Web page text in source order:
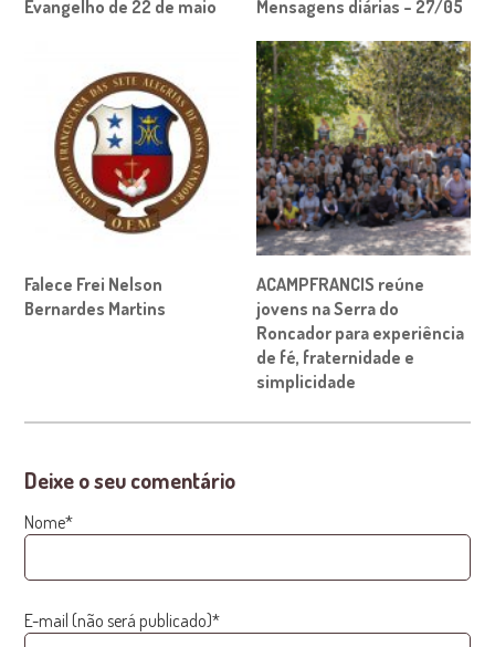
Evangelho de 22 de maio Mensagens diárias – 27/05
Falece Frei Nelson
Bernardes Martins
ACAMPFRANCIS reúne
jovens na Serra do
Roncador para experiência
de fé, fraternidade e
simplicidade
Deixe o seu comentário
Nome*
E-mail (não será publicado)*